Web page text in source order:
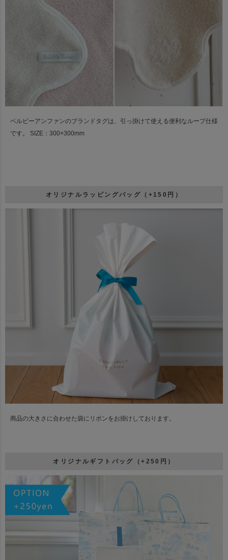
ベルビーアンファンのブランドタグは、引っ掛けて使える便利なループ仕様
です。
SIZE：300×300mm
オリジナルラッピングバッグ（+150円）
商品の大きさに合わせた袋にリボンをお掛けしております。
オリジナルギフトバッグ（+250円）